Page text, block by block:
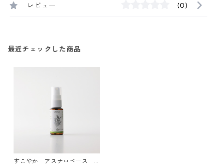
レビュー (0)
最近チェックした商品
すこやか アスナロベース